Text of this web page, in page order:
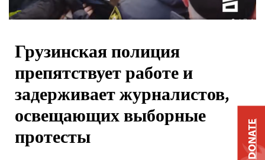
Грузинская полиция
препятствует работе и
задерживает журналистов,
освещающих выборные
протесты DONATE